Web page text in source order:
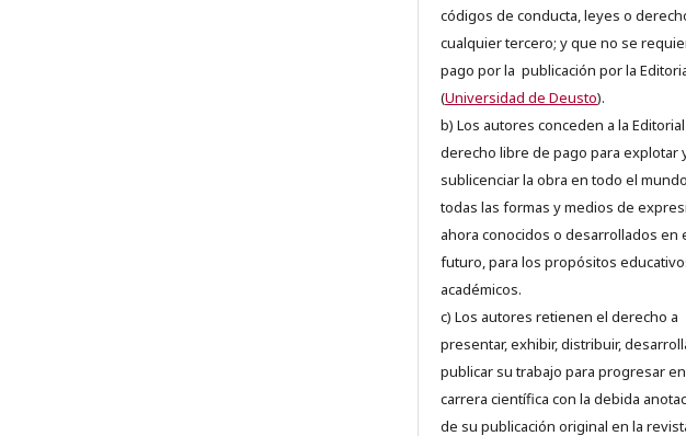
códigos de conducta, leyes o
cualquier tercero; y que no se
pago por la publicación por la
(Universidad de Deusto).
b) Los autores conceden a la
derecho libre de pago para explotar
sublicenciar la obra en todo el
todas las formas y medios de
ahora conocidos o desarrollados en
futuro, para los propósitos
académicos.
c) Los autores retienen el derecho a
presentar, exhibir, distribuir,
publicar su trabajo para progresar
carrera científica con la debida
de su publicación original en la